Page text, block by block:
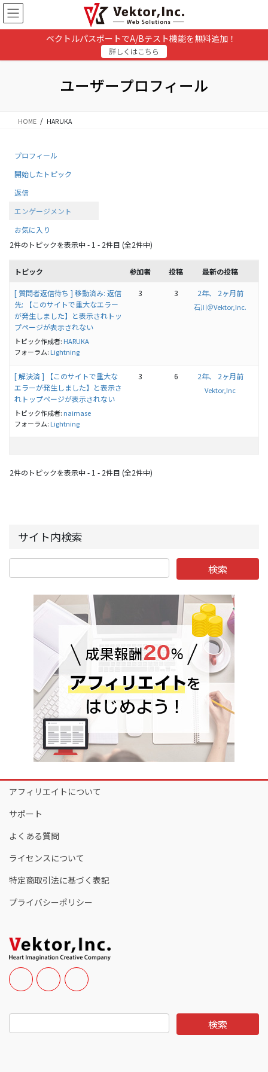
コ
ン
テ
ナ
ビ
ゲ
ベクトルパスポートでA/Bテスト機能を無料追加！
詳しくはこちら
ユーザープロフィール
HOME HARUKA
プロフィール
開始したトピック
返信
エンゲージメント
お気に入り
2件のトピックを表示中 - 1 - 2件目 (全2件中)
トピック 参加者 投稿 最新の投稿
[ 質問者返信待ち ] 移動済み: 返信
先: 【このサイトで重大なエラー
が発生しました】と表示されトッ
プページが表示されない
トピック作成者: HARUKA
フォーラム: Lightning
3 3 2年、 2ヶ月前
石川＠Vektor,Inc.
[ 解決済 ] 【このサイトで重大な
エラーが発生しました】と表示さ
れトップページが表示されない
トピック作成者: naimase
フォーラム: Lightning
3 6 2年、 2ヶ月前
Vektor,Inc
2件のトピックを表示中 - 1 - 2件目 (全2件中)
サイト内検索
アフィリエイトについて
サポート
よくある質問
ライセンスについて
特定商取引法に基づく表記
プライバシーポリシー